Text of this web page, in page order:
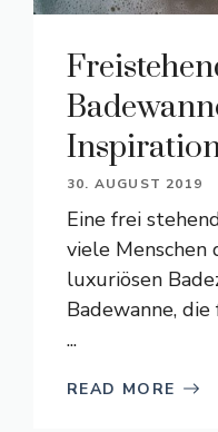
30. AUGUST 2019
Eine frei
viele Menschen
luxuriösen
Badewanne,
...
READ MORE